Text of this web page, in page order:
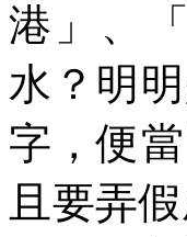
港」、
水？明
字，便
且要弄假